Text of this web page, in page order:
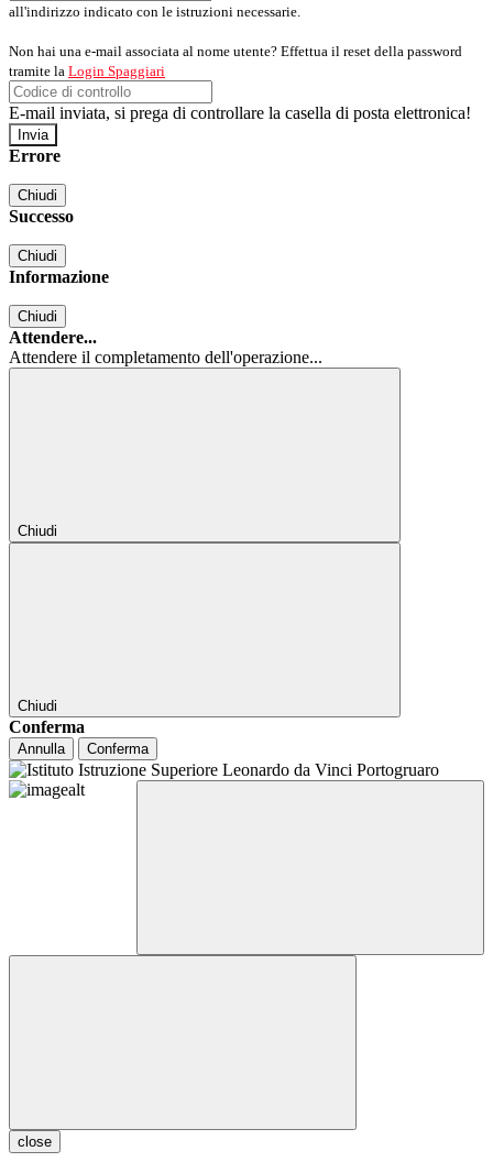
all'indirizzo indicato con le istruzioni necessarie.
Non hai una e-mail associata al nome utente? Effettua il reset della password
tramite la Login Spaggiari
E-mail inviata, si prega di controllare la casella di posta elettronica!
Errore
Chiudi
Successo
Chiudi
Informazione
Chiudi
Attendere...
Attendere il completamento dell'operazione...
Chiudi
Chiudi
Conferma
Annulla Conferma
close